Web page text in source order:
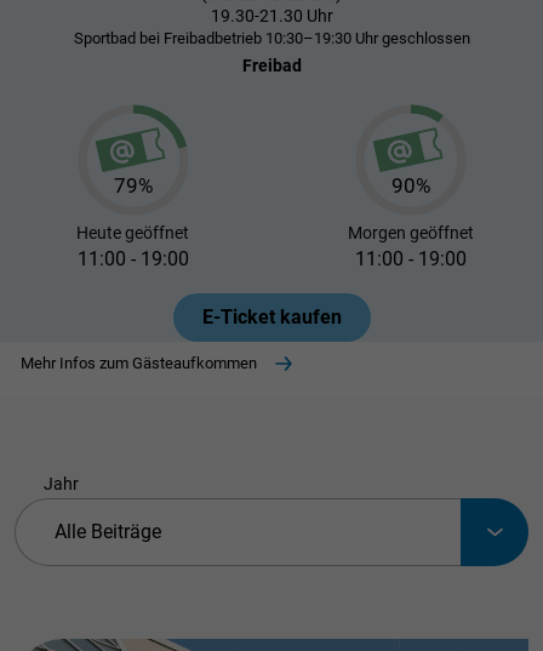
19.30-21.30 Uhr
Sportbad bei Freibadbetrieb 10:30–19:30 Uhr geschlossen
Freibad
79%
Heutegeöffnet
11:00 - 19:00
90%
Morgen geöffnet
11:00 - 19:00
E-Ticket kaufen
Mehr Infos zum Gästeaufkommen
Jahr
Bitte auswählen
Alle Beiträge